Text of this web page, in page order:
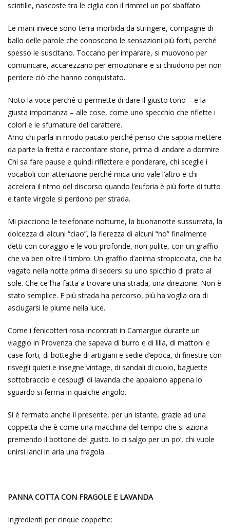
scintille, nascoste tra le ciglia con il rimmel un po’ sbaffato.
Le mani invece sono terra morbida da stringere, compagne di
ballo delle parole che conoscono le sensazioni più forti, perché
spesso le suscitano. Toccano per imparare, si muovono per
comunicare, accarezzano per emozionare e si chiudono per non
perdere ciò che hanno conquistato.
Noto la voce perché ci permette di dare il giusto tono – e la
giusta importanza – alle cose, come uno specchio che riflette i
colori e le sfumature del carattere.
Amo chi parla in modo pacato perché penso che sappia mettere
da parte la fretta e raccontare storie, prima di andare a dormire.
Chi sa fare pause e quindi riflettere e ponderare, chi sceglie i
vocaboli con attenzione perché mica uno vale l’altro e chi
accelera il ritmo del discorso quando l’euforia è più forte di tutto
e tante virgole si perdono per strada.
Mi piacciono le telefonate notturne, la buonanotte sussurrata, la
dolcezza di alcuni “ciao”, la fierezza di alcuni “no” finalmente
detti con coraggio e le voci profonde, non pulite, con un graffio
che va ben oltre il timbro. Un graffio d’anima stropicciata, che ha
vagato nella notte prima di sedersi su uno spicchio di prato al
sole. Che ce l’ha fatta a trovare una strada, una direzione. Non è
stato semplice. E più strada ha percorso, più ha voglia ora di
asciugarsi le piume nella luce.
Come i fenicotteri rosa incontrati in Camargue durante un
viaggio in Provenza che sapeva di burro e di lilla, di mattoni e
case forti, di botteghe di artigiani e sedie d’epoca, di finestre con
risvegli quieti e insegne vintage, di sandali di cuoio, baguette
sottobraccio e cespugli di lavanda che appaiono appena lo
sguardo si ferma in qualche angolo.
Si è fermato anche il presente, per un istante, grazie ad una
coppetta che è come una macchina del tempo che si aziona
premendo il bottone del gusto. Io ci salgo per un po’, chi vuole
unirsi lanci in aria una fragola…
PANNA COTTA CON FRAGOLE E LAVANDA
Ingredienti per cinque coppette: